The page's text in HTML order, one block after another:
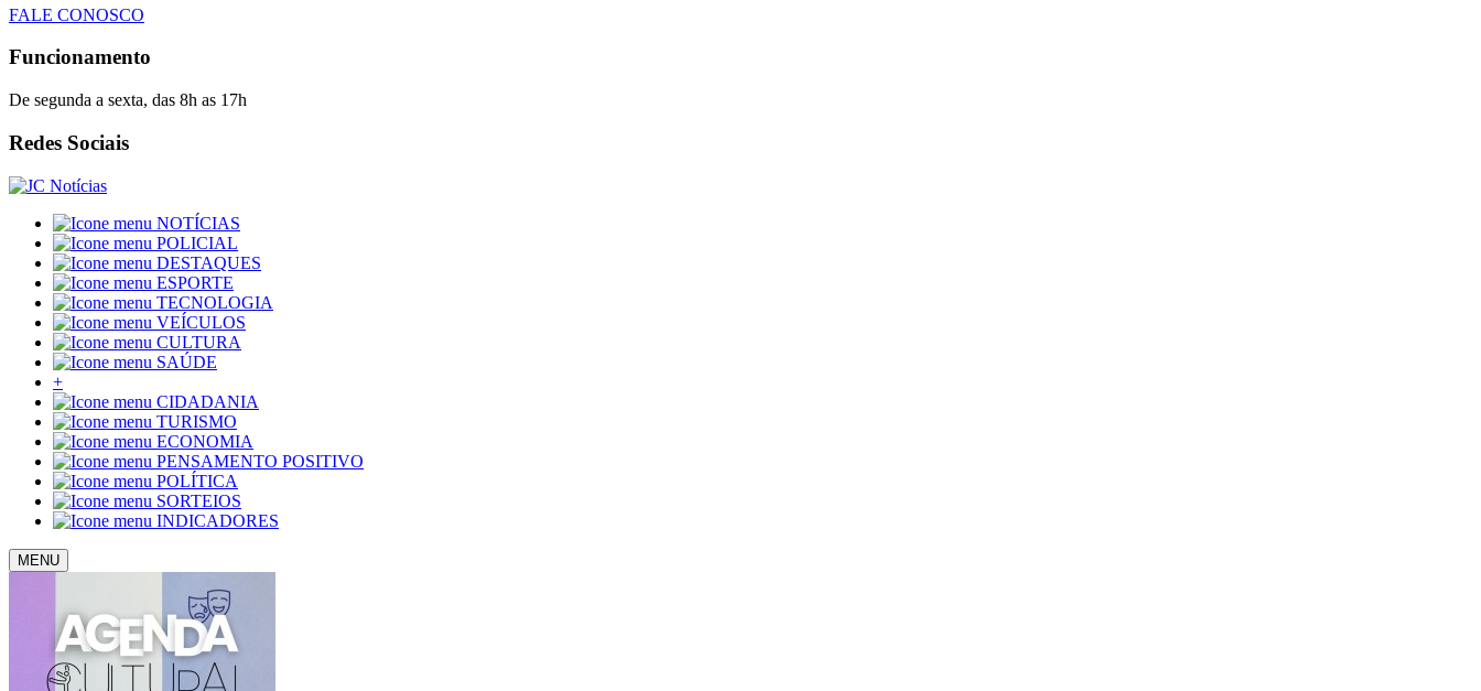
FALE CONOSCO
Funcionamento
De segunda a sexta, das 8h as 17h
Redes Sociais
NOTÍCIAS
POLICIAL
DESTAQUES
ESPORTE
TECNOLOGIA
VEÍCULOS
CULTURA
SAÚDE
+
CIDADANIA
TURISMO
ECONOMIA
PENSAMENTO POSITIVO
POLÍTICA
SORTEIOS
INDICADORES
MENU